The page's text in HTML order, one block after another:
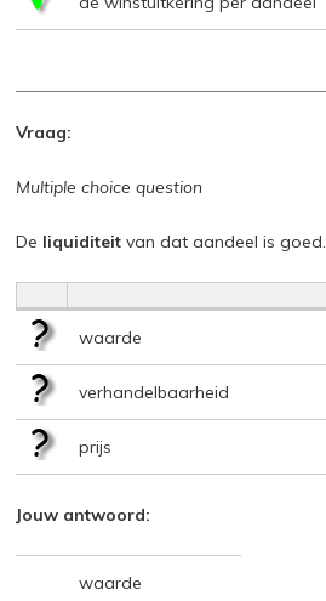
Vraag:
Multiple choice question
De liquiditeit van dat aandeel is goed.
waarde
verhandelbaarheid
prijs
Jouw antwoord:
waarde